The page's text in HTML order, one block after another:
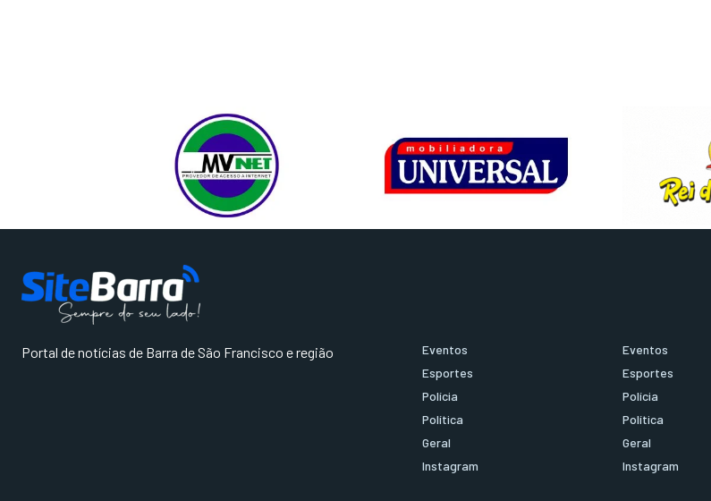
Portal de notícias de Barra de São Francisco e região
Eventos
Esportes
Polícia
Política
Geral
Instagram
Eventos
Esportes
Polícia
Política
Geral
Instagram